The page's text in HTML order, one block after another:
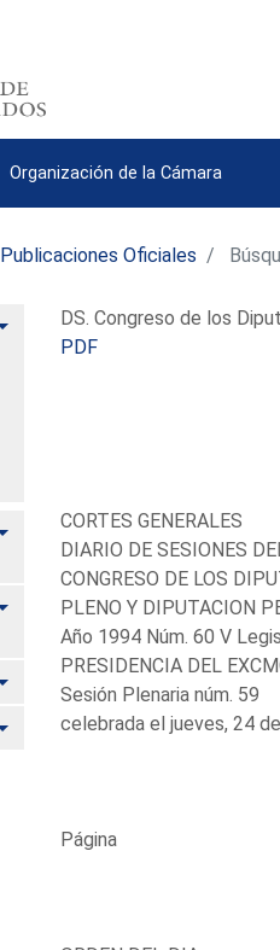
Organización de la Cámara
Publicaciones Oficiales
Alternar
Alternar
Alternar
Alternar
Alternar
DS. Congreso de los
PDF
CORTES GENERALES
DIARIO DE SESIONES
CONGRESO DE LOS
PLENO Y DIPUTACION
Año 1994 Núm. 60 V
PRESIDENCIA DEL
Sesión Plenaria núm. 59
celebrada el jueves, 24
Página